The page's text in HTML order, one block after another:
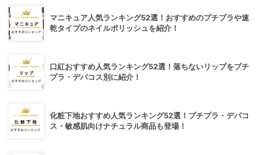
マニキュア人気ランキング52選！おすすめのプチプラや速
乾タイプのネイルポリッシュを紹介！
口紅おすすめ人気ランキング52選！落ちないリップをプチ
プラ・デパコス別に紹介！
化粧下地おすすめ人気ランキング52選！プチプラ・デパコ
ス・敏感肌向けナチュラル商品も登場！